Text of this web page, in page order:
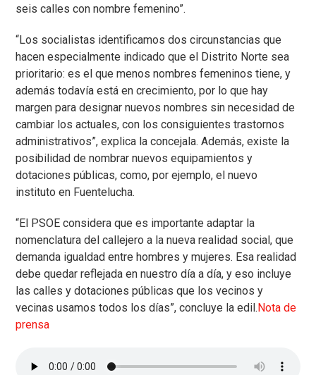
seis calles con nombre femenino”.
“Los socialistas identificamos dos circunstancias que
hacen especialmente indicado que el Distrito Norte sea
prioritario: es el que menos nombres femeninos tiene, y
además todavía está en crecimiento, por lo que hay
margen para designar nuevos nombres sin necesidad de
cambiar los actuales, con los consiguientes trastornos
administrativos”, explica la concejala. Además, existe la
posibilidad de nombrar nuevos equipamientos y
dotaciones públicas, como, por ejemplo, el nuevo
instituto en Fuentelucha.
“El PSOE considera que es importante adaptar la
nomenclatura del callejero a la nueva realidad social, que
demanda igualdad entre hombres y mujeres. Esa realidad
debe quedar reflejada en nuestro día a día, y eso incluye
las calles y dotaciones públicas que los vecinos y
vecinas usamos todos los días”, concluye la edil. Nota de
prensa